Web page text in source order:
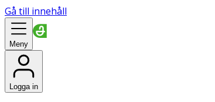
Gå till innehåll
Meny
Logga in